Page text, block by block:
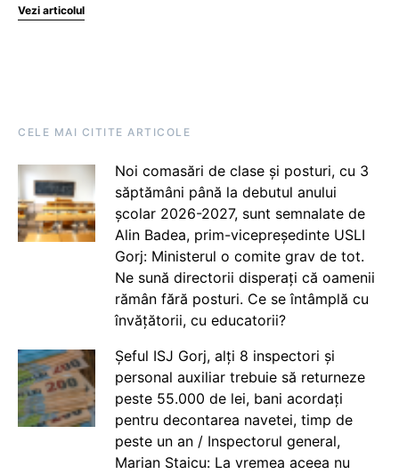
Vezi articolul
CELE MAI CITITE ARTICOLE
Noi comasări de clase și posturi, cu 3
săptămâni până la debutul anului
școlar 2026-2027, sunt semnalate de
Alin Badea, prim-vicepreședinte USLI
Gorj: Ministerul o comite grav de tot.
Ne sună directorii disperați că oamenii
rămân fără posturi. Ce se întâmplă cu
învățătorii, cu educatorii?
Șeful ISJ Gorj, alți 8 inspectori și
personal auxiliar trebuie să returneze
peste 55.000 de lei, bani acordați
pentru decontarea navetei, timp de
peste un an / Inspectorul general,
Marian Staicu: La vremea aceea nu